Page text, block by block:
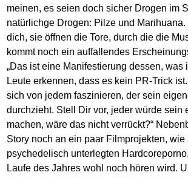
meinen, es seien doch sicher Drogen im
natürlichge Drogen: Pilze und
dich, sie öffnen die Tore, durch die die
kommt noch ein auffallendes
„Das ist eine Manifestierung dessen, was
Leute erkennen, dass es kein PR-Trick
sich von jedem faszinieren, der sein
durchzieht. Stell Dir vor, jeder würde sein
machen, wäre das nicht verrückt?“
Story noch an ein paar Filmprojekten, wie
psychedelisch unterlegten
Laufe des Jahres wohl noch hören wird.